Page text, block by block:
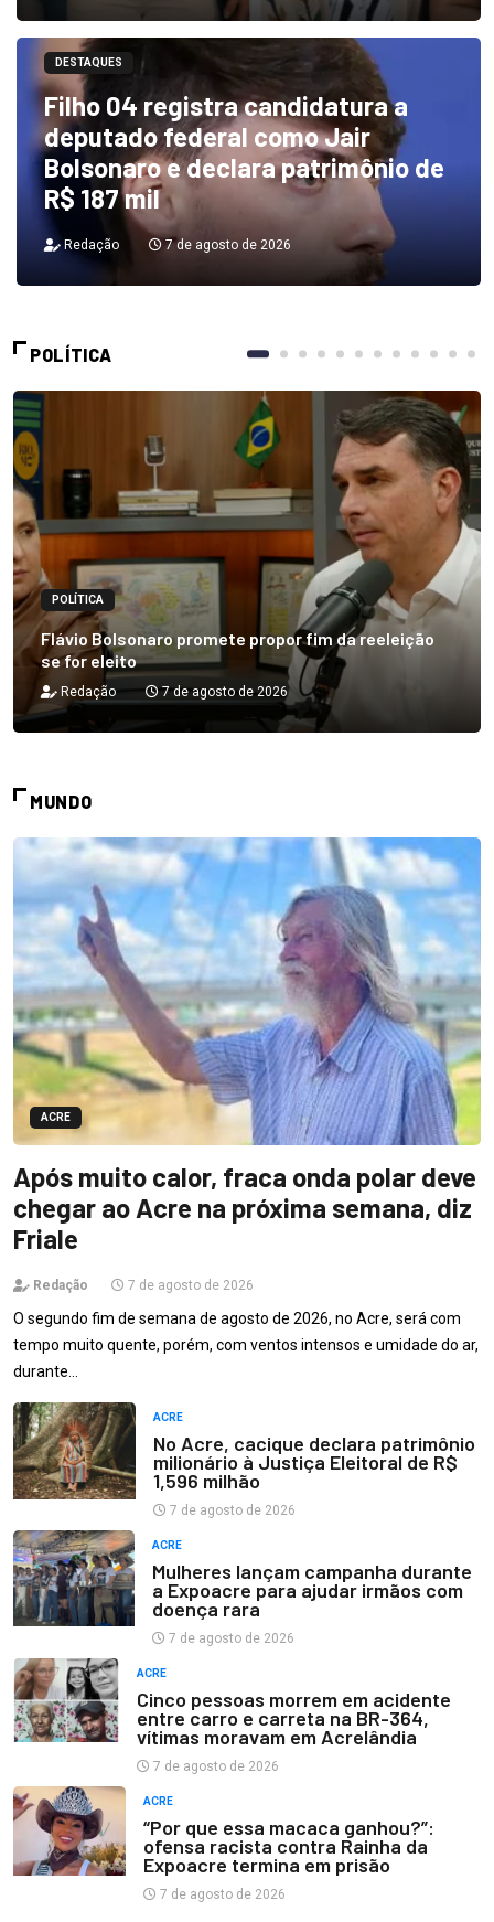
DESTAQUES
Filho 04 registra candidatura a
deputado federal como Jair
Bolsonaro e declara patrimônio de
R$ 187 mil
Redação 7 de agosto de 2026
POLÍTICA
POLÍTICA
Flávio Bolsonaro promete propor fim da reeleição
se for eleito
Redação 7 de agosto de 2026
MUNDO
ACRE
Após muito calor, fraca onda polar deve
chegar ao Acre na próxima semana, diz
Friale
Redação 7 de agosto de 2026
O segundo fim de semana de agosto de 2026, no Acre, será com
tempo muito quente, porém, com ventos intensos e umidade do ar,
durante…
ACRE
No Acre, cacique declara patrimônio
milionário à Justiça Eleitoral de R$
1,596 milhão
7 de agosto de 2026
ACRE
Mulheres lançam campanha durante
a Expoacre para ajudar irmãos com
doença rara
7 de agosto de 2026
ACRE
Cinco pessoas morrem em acidente
entre carro e carreta na BR-364,
vítimas moravam em Acrelândia
7 de agosto de 2026
ACRE
“Por que essa macaca ganhou?”:
ofensa racista contra Rainha da
Expoacre termina em prisão
7 de agosto de 2026